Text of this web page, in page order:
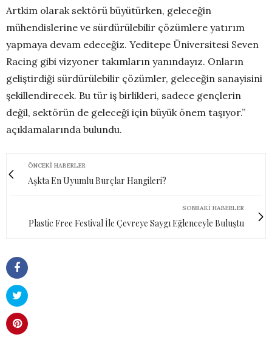
Artkim olarak sektörü büyütürken, geleceğin
mühendislerine ve sürdürülebilir çözümlere yatırım
yapmaya devam edeceğiz. Yeditepe Üniversitesi Seven
Racing gibi vizyoner takımların yanındayız. Onların
geliştirdiği sürdürülebilir çözümler, geleceğin sanayisini
şekillendirecek. Bu tür iş birlikleri, sadece gençlerin
değil, sektörün de geleceği için büyük önem taşıyor.”
açıklamalarında bulundu.
ÖNCEKI HABERLER
Aşkta En Uyumlu Burçlar Hangileri?
SONRAKI HABERLER
Plastic Free Festival İle Çevreye Saygı Eğlenceyle Buluştu